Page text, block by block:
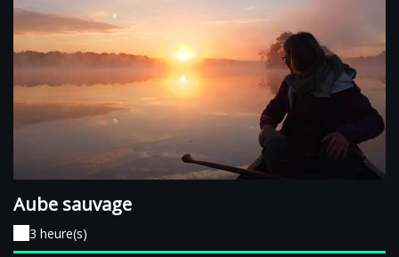
Aube sauvage
3 heure(s)